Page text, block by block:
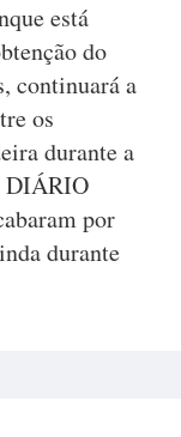
está
do
continuará a
os
durante a
DIÁRIO
por
durante